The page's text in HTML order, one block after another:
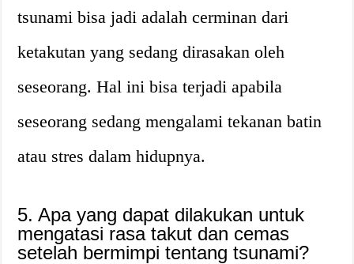
tsunami bisa jadi adalah cerminan dari
ketakutan yang sedang dirasakan oleh
seseorang. Hal ini bisa terjadi apabila
seseorang sedang mengalami tekanan batin
atau stres dalam hidupnya.
5. Apa yang dapat dilakukan untuk
mengatasi rasa takut dan cemas
setelah bermimpi tentang tsunami?